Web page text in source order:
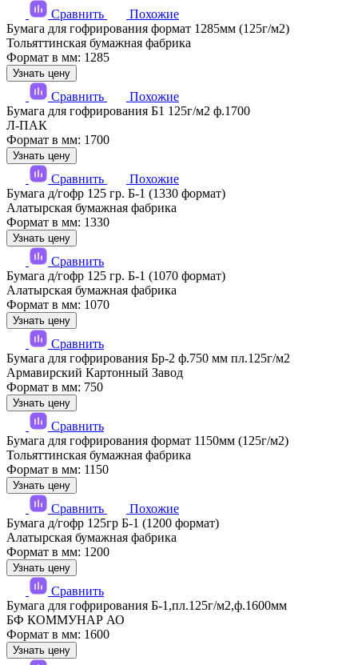
Сравнить
Похожие
Бумага для гофрирования формат 1285мм (125г/м2)
Тольяттинская бумажная фабрика
Формат в мм: 1285
Узнать цену
Сравнить
Похожие
Бумага для гофрирования Б1 125г/м2 ф.1700
Л-ПАК
Формат в мм: 1700
Узнать цену
Сравнить
Похожие
Бумага д/гофр 125 гр. Б-1 (1330 формат)
Алатырская бумажная фабрика
Формат в мм: 1330
Узнать цену
Сравнить
Бумага д/гофр 125 гр. Б-1 (1070 формат)
Алатырская бумажная фабрика
Формат в мм: 1070
Узнать цену
Сравнить
Бумага для гофрирования Бр-2 ф.750 мм пл.125г/м2
Армавирский Картонный Завод
Формат в мм: 750
Узнать цену
Сравнить
Бумага для гофрирования формат 1150мм (125г/м2)
Тольяттинская бумажная фабрика
Формат в мм: 1150
Узнать цену
Сравнить
Похожие
Бумага д/гофр 125гр Б-1 (1200 формат)
Алатырская бумажная фабрика
Формат в мм: 1200
Узнать цену
Сравнить
Бумага для гофрирования Б-1,пл.125г/м2,ф.1600мм
БФ КОММУНАР АО
Формат в мм: 1600
Узнать цену